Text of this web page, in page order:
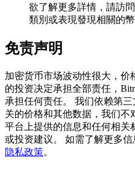
BTC 專享獎勵
充值CASHCAT & 赢取
瓜分 500000 CASHCAT
欲了解更多詳情，請訪
類別或表現發現相關的幣
免责声明
加密货币市场波动性很大，价
的投资决定承担全部责任，
承担任何责任。 我们依赖第
关的价格和其他数据，我们不
平台上提供的信息和任何相关
或投资建议。 如需了解更多
隐私政策。